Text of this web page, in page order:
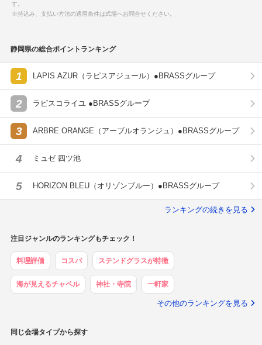
す。
※持込み、支払い方法の適用条件は式場へお問合せください。
静岡県の総合ポイントランキング
1 LAPIS AZUR（ラピスアジュール）●BRASSグループ
2 ラピスコライユ ●BRASSグループ
3 ARBRE ORANGE（アーブルオランジュ）●BRASSグループ
4 ミュゼ 四ツ池
5 HORIZON BLEU（オリゾンブルー）●BRASSグループ
ランキングの続きを見る
注目ジャンルのランキングもチェック！
料理評価 コスパ ステンドグラスが特徴
海が見えるチャペル 神社・寺院 一軒家
その他のランキングを見る
同じ会場タイプから探す